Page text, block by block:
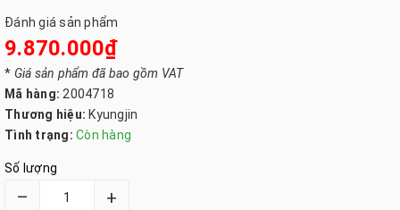
Đánh giá sản phẩm
9.870.000₫
* Giá sản phẩm đã bao gồm VAT
Mã hàng: 2004718
Thương hiệu: Kyungjin
Tình trạng: Còn hàng
Số lượng
– +